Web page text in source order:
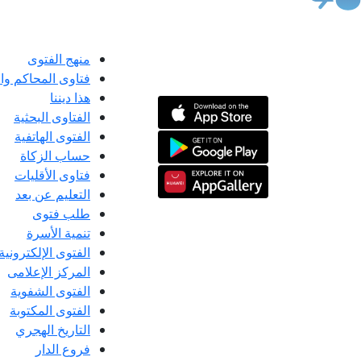
منهج الفتوى
فتاوى المحاكم
هذا ديننا
الفتاوى البحثية
الفتوى الهاتفية
حساب الزكاة
فتاوى الأقليات
التعليم عن بعد
طلب فتوى
تنمية الأسرة
الفتوى الإلكترونية
المركز الإعلامى
الفتوى الشفوية
الفتوى المكتوبة
التاريخ الهجري
فروع الدار